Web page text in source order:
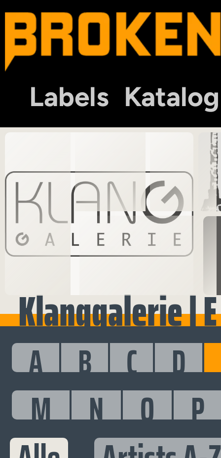
Labels Katalog
Klanggalerie | E
A B C D
M
N O P